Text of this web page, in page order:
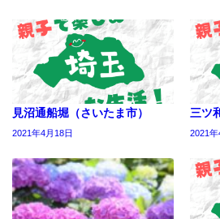
見沼通船堀（さいたま市）
2021年4月18日
三ツ
2021年